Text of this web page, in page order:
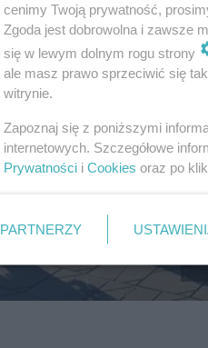
cenimy Twoją prywatność,
Zgoda jest dobrowolna i zawsze
się w lewym dolnym rogu strony
ale masz prawo sprzeciwić się
witrynie.
Zapoznaj się z poniższymi
internetowych. Szczegółowe
Prywatności i Cookies oraz po
PARTNERZY